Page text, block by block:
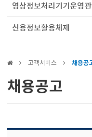
영상정보처리기기운영
신용정보활용체제
고객서비스 채용공
채용공고